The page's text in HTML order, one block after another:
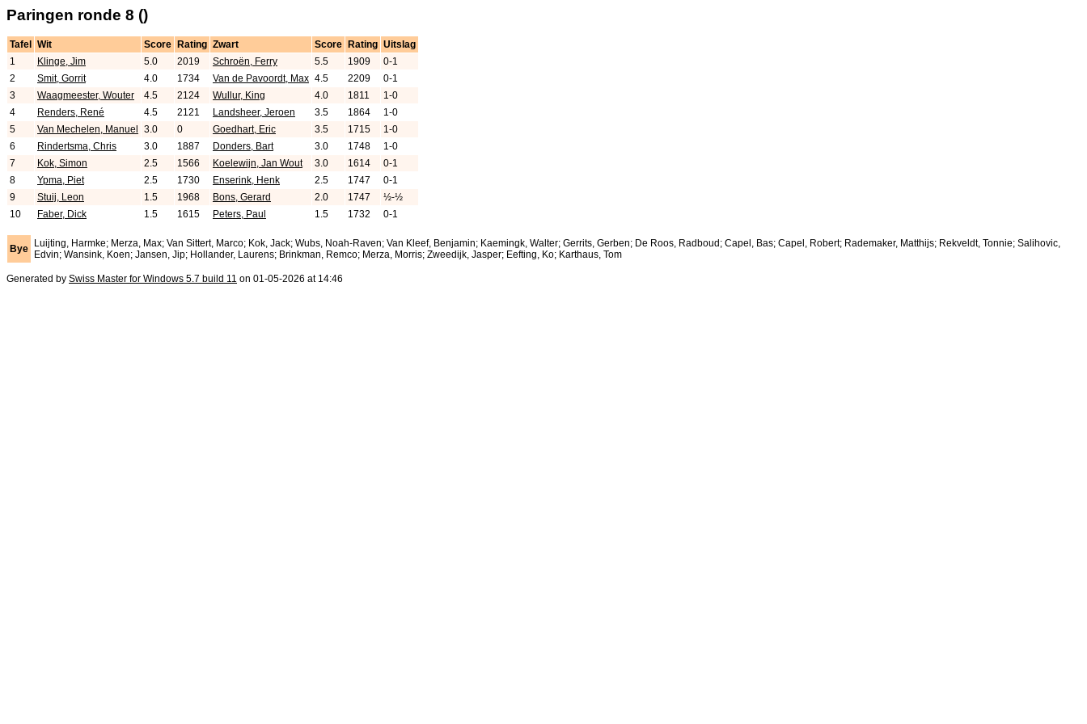
Paringen ronde 8 ()
Tafel Wit Score Rating Zwart Score Rating Uitslag
1
Klinge, Jim 5.0 2019 Schroën, Ferry 5.5 1909
0-1
2
Smit, Gorrit 4.0 1734 Van de Pavoordt, Max 4.5 2209
0-1
3
Waagmeester, Wouter 4.5 2124 Wullur, King 4.0 1811
1-0
4
Renders, René 4.5 2121 Landsheer, Jeroen 3.5 1864
1-0
5
Van Mechelen, Manuel 3.0 0 Goedhart, Eric 3.5 1715
1-0
6
Rindertsma, Chris 3.0 1887 Donders, Bart 3.0 1748
1-0
7
Kok, Simon 2.5 1566 Koelewijn, Jan Wout 3.0 1614
0-1
8
Ypma, Piet 2.5 1730 Enserink, Henk 2.5 1747
0-1
9
Stuij, Leon 1.5 1968 Bons, Gerard 2.0 1747
½-½
10
Faber, Dick 1.5 1615 Peters, Paul 1.5 1732 0-1
Bye
Luijting, Harmke; Merza, Max; Van Sittert, Marco; Kok, Jack; Wubs, Noah-Raven; Van Kleef, Benjamin; Kaemingk, Walter; Gerrits, Gerben; De Roos, Radboud; Capel, Bas; Capel, Robert; Rademaker, Matthijs; Rekveldt, Tonnie; Salihovic,
Edvin; Wansink, Koen; Jansen, Jip; Hollander, Laurens; Brinkman, Remco; Merza, Morris; Zweedijk, Jasper; Eefting, Ko; Karthaus, Tom
Generated by Swiss Master for Windows 5.7 build 11 on 01-05-2026 at 14:46